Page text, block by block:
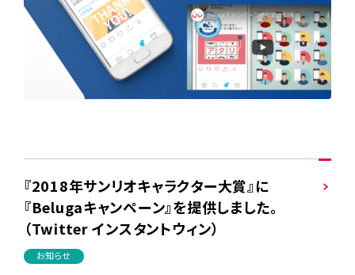
『2018年サンリオキャラクター大賞』に
『Belugaキャンペーン』を提供しました。
（Twitter インスタントウィン）
お知らせ